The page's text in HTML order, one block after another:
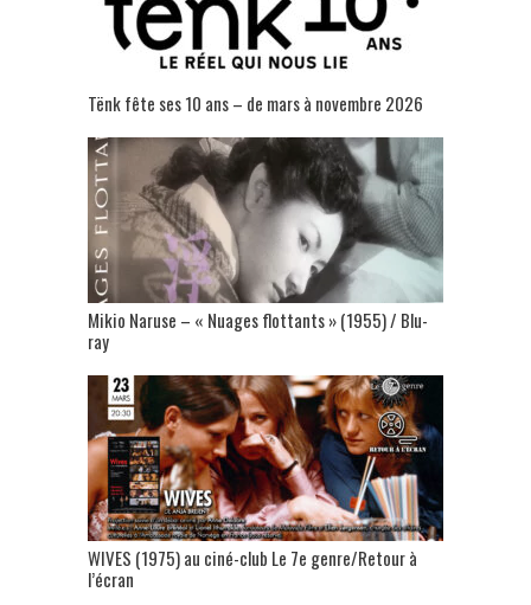
Tënk fête ses 10 ans – de mars à novembre 2026
Mikio Naruse – « Nuages flottants » (1955) / Blu-
ray
WIVES (1975) au ciné-club Le 7e genre/Retour à
l’écran